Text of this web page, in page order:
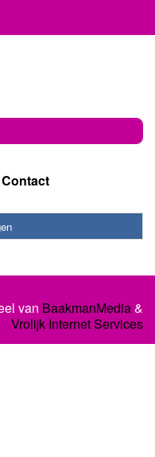
Contact
van BaakmanMedia&
Vrolijk Internet Services